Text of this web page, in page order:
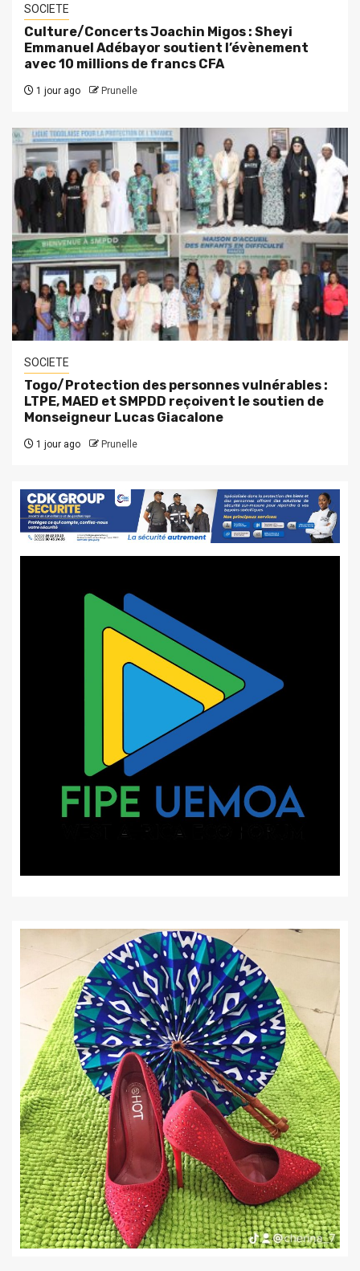
SOCIETE
Culture/Concerts Joachin Migos : Sheyi
Emmanuel Adébayor soutient l’évènement
avec 10 millions de francs CFA
1 jour ago Prunelle
SOCIETE
Togo/Protection des personnes vulnérables :
LTPE, MAED et SMPDD reçoivent le soutien de
Monseigneur Lucas Giacalone
1 jour ago Prunelle